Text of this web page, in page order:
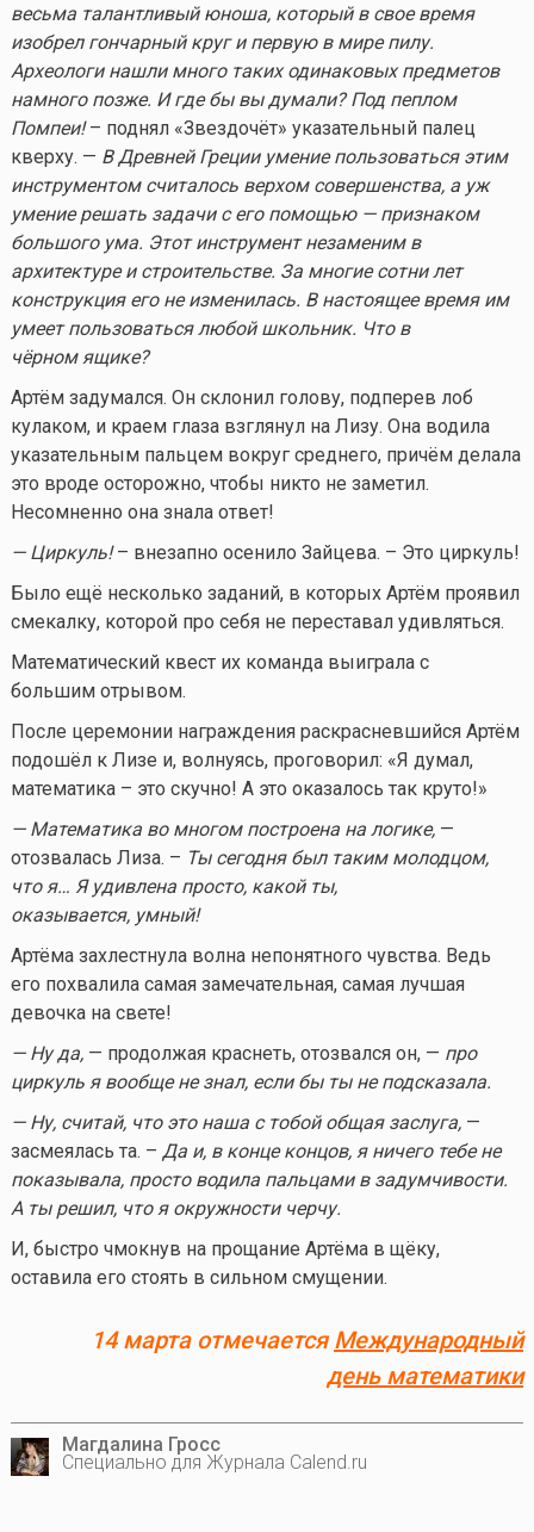
весьма талантливый юноша, который в свое время
изобрел гончарный круг и первую в мире пилу.
Археологи нашли много таких одинаковых предметов
намного позже. И где бы вы думали? Под пеплом
Помпеи!– поднял «Звездочёт» указательный палец
кверху. — В Древней Греции умение пользоваться этим
инструментом считалось верхом совершенства, а уж
умение решать задачи с его помощью — признаком
большого ума. Этот инструмент незаменим в
архитектуре и строительстве. За многие сотни лет
конструкция его не изменилась. В настоящее время им
умеет пользоваться любой школьник. Что в
чёрном ящике?
Артём задумался. Он склонил голову, подперев лоб
кулаком, и краем глаза взглянул на Лизу. Она водила
указательным пальцем вокруг среднего, причём делала
это вроде осторожно, чтобы никто не заметил.
Несомненно она знала ответ!
— Циркуль!– внезапно осенило Зайцева. – Это циркуль!
Было ещё несколько заданий, в которых Артём проявил
смекалку, которой про себя не переставал удивляться.
Математический квест их команда выиграла с
большим отрывом.
После церемонии награждения раскрасневшийся Артём
подошёл к Лизе и, волнуясь, проговорил: «Я думал,
математика – это скучно! А это оказалось так круто!»
— Математика во многом построена на логике,—
отозвалась Лиза. – Ты сегодня был таким молодцом,
что я… Я удивлена просто, какой ты,
оказывается, умный!
Артёма захлестнула волна непонятного чувства. Ведь
его похвалила самая замечательная, самая лучшая
девочка на свете!
— Ну да,— продолжая краснеть, отозвался он, — про
циркуль я вообще не знал, если бы ты не подсказала.
— Ну, считай, что это наша с тобой общая заслуга,—
засмеялась та. – Да и, в конце концов, я ничего тебе не
показывала, просто водила пальцами в задумчивости.
А ты решил, что я окружности черчу.
И, быстро чмокнув на прощание Артёма в щёку,
оставила его стоять в сильном смущении.
14 марта отмечаетсяМеждународный
день математики
Магдалина Гросс
Специально для Журнала Calend.ru